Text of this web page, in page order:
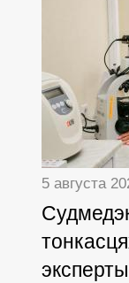
5 августа